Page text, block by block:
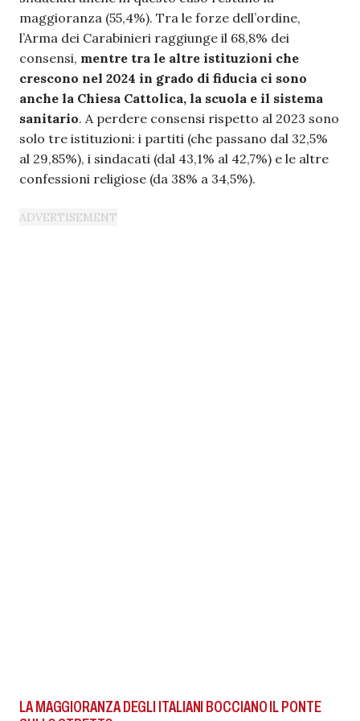
maggioranza (55,4%). Tra le forze dell’ordine,
l’Arma dei Carabinieri raggiunge il 68,8% dei
consensi, mentre tra le altre istituzioni che
crescono nel 2024 in grado di fiducia ci sono
anche la Chiesa Cattolica, la scuola e il sistema
sanitario. A perdere consensi rispetto al 2023 sono
solo tre istituzioni: i partiti (che passano dal 32,5%
al 29,85%), i sindacati (dal 43,1% al 42,7%) e le altre
confessioni religiose (da 38% a 34,5%).
LA MAGGIORANZA DEGLI ITALIANI BOCCIANO IL PONTE